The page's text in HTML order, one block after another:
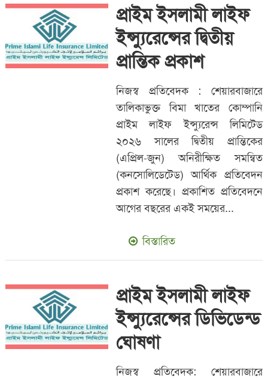
প্রাইম ইসলামী লাইফ
ইন্স্যুরেন্সের দ্বিতীয়
প্রান্তিক প্রকাশ
নিজস্ব প্রতিবেদক : শেয়ারবাজারে
তালিকাভুক্ত বিমা খাতের কোম্পানি
প্রাইম লাইফ ইন্স্যুরেন্স লিমিটেড
২০২৬ সালের দ্বিতীয় প্রান্তিকের
(এপ্রিল-জুন) অনিরীক্ষিত সমন্বিত
(কনসোলিডেটেড) আর্থিক প্রতিবেদন
প্রকাশ করেছে। প্রকাশিত প্রতিবেদনে
আগের বছরের একই সময়ের...
বিস্তারিত
প্রাইম ইসলামী লাইফ
ইন্স্যুরেন্সের ডিভিডেন্ড
ঘোষণা
নিজস্ব প্রতিবেদক: শেয়ারবাজারে